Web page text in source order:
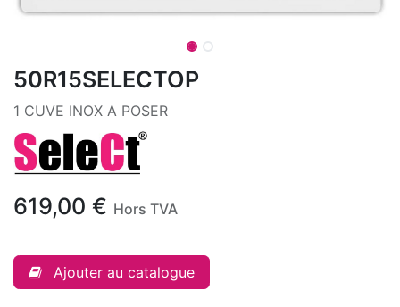
50R15SELECTOP
1 CUVE INOX A POSER
619,00 € Hors TVA
Ajouter au catalogue